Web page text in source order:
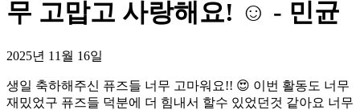
무 고맙고 사랑해요! ☺️ - 민균
2025년 11월 16일
생일 축하해주신 퓨즈들 너무 고마워요!! 😍 이번 활동도 너무
재밌었구 퓨즈들 덕분에 더 힘내서 할수 있었던것 같아요 너무